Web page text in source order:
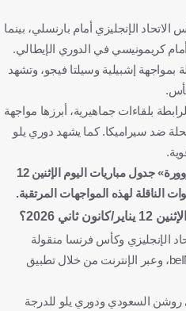
الإنجليزي أمام بارنسلي، بينما
كريمونيسي في الدوري الإيطالي.
بمواجهة إشبيلية وسيلتا فيجو، وتشهد
بلقاءات جماهيرية، أبرزها مواجهة
ضد سيراميكا. كما يشهد دوري يلو
وفي هذا التقرير، يستعرض معكم «كووورة» جدول مباريات اليوم الإثنين 12
2026؟
الإنجليزي وكأس فرنسا منقولة
روشن السعودي ودوري يلو للدرجة